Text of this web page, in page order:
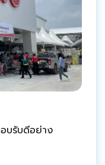
บรับดีอย่าง